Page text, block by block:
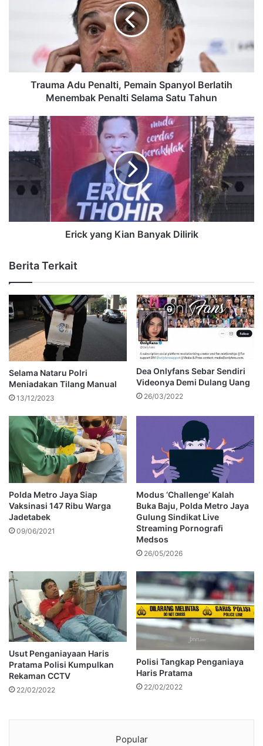
Trauma Adu Penalti, Pemain Spanyol Berlatih
Menembak Penalti Selama Satu Tahun
Erick yang Kian Banyak Dilirik
Berita Terkait
Selama Nataru Polri
Meniadakan Tilang Manual
13/12/2023
Dea Onlyfans Sebar Sendiri
Videonya Demi Dulang Uang
26/03/2022
Polda Metro Jaya Siap
Vaksinasi 147 Ribu Warga
Jadetabek
09/06/2021
Modus ‘Challenge’ Kalah
Buka Baju, Polda Metro Jaya
Gulung Sindikat Live
Streaming Pornografi
Medsos
26/05/2026
Usut Penganiayaan Haris
Pratama Polisi Kumpulkan
Rekaman CCTV
22/02/2022
Polisi Tangkap Penganiaya
Haris Pratama
22/02/2022
Popular